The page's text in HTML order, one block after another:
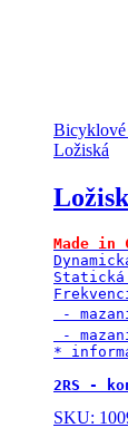
Bicyklové
Ložiská
Made in
Statická
-
-
*
2RS -
SKU: